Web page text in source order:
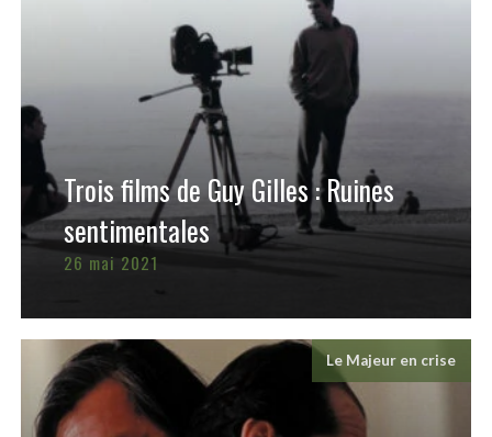
Trois films de Guy Gilles : Ruines
sentimentales
26 mai 2021
Le Majeur en crise